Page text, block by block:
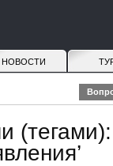
НОВОСТИ